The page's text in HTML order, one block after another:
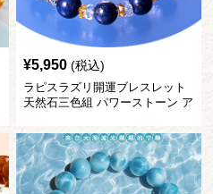
¥5,950 (税込)
ラピスラズリ開運ブレスレット
天然石三色組 パワーストーン ア